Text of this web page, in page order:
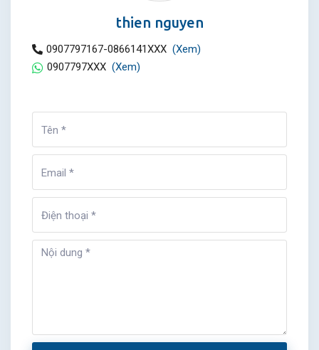
thien nguyen
0907797167-0866141XXX (Xem)
0907797XXX (Xem)